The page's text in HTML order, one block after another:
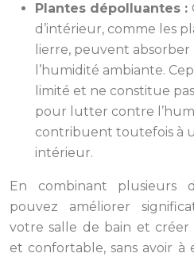
Plantes dépolluantes :
d’intérieur, comme les
lierre, peuvent
l’humidité ambiante.
limité et ne constitue
pour lutter contre
contribuent toutefois à
intérieur.
En combinant plusieurs
pouvez améliorer
votre salle de bain et
et confortable, sans avoir à